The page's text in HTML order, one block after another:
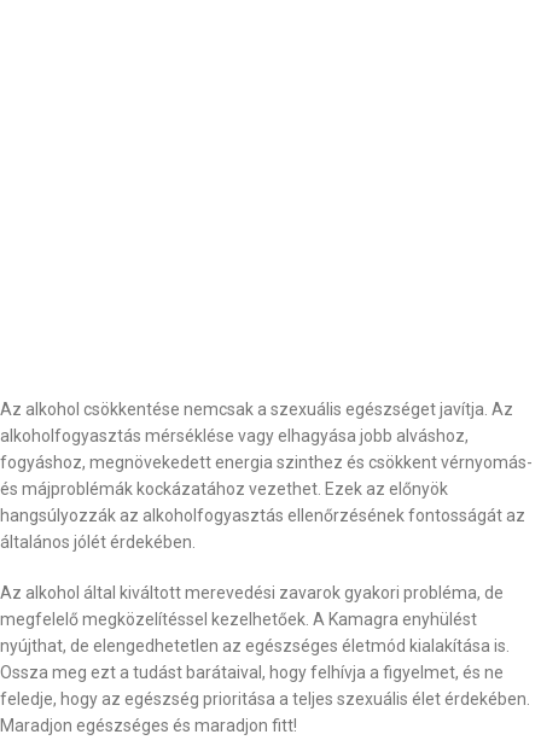
Az alkohol csökkentése nemcsak a szexuális egészséget javítja. Az
alkoholfogyasztás mérséklése vagy elhagyása jobb alváshoz,
fogyáshoz, megnövekedett energia szinthez és csökkent vérnyomás-
és májproblémák kockázatához vezethet. Ezek az előnyök
hangsúlyozzák az alkoholfogyasztás ellenőrzésének fontosságát az
általános jólét érdekében.
Az alkohol által kiváltott merevedési zavarok gyakori probléma, de
megfelelő megközelítéssel kezelhetőek. A Kamagra enyhülést
nyújthat, de elengedhetetlen az egészséges életmód kialakítása is.
Ossza meg ezt a tudást barátaival, hogy felhívja a figyelmet, és ne
feledje, hogy az egészség prioritása a teljes szexuális élet érdekében.
Maradjon egészséges és maradjon fitt!